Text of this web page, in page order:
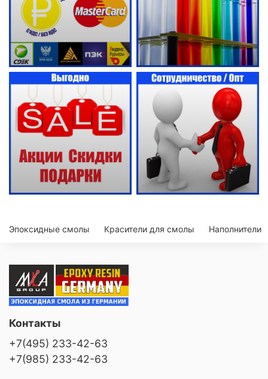
Эпоксидные смолы Красители для смолы Наполнители
Контакты
+7(495) 233-42-63
+7(985) 233-42-63